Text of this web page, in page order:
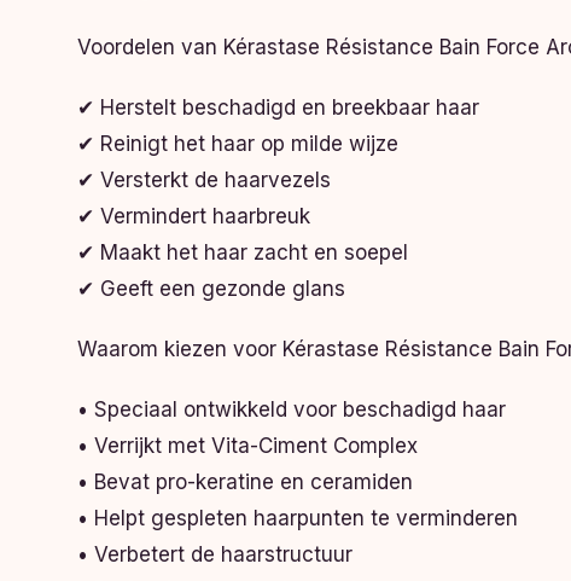
Voordelen van Kérastase Résistance Bain Force
✔ Herstelt beschadigd en breekbaar haar
✔ Reinigt het haar op milde wijze
✔ Versterkt de haarvezels
✔ Vermindert haarbreuk
✔ Maakt het haar zacht en soepel
✔ Geeft een gezonde glans
Waarom kiezen voor Kérastase Résistance Bain
• Speciaal ontwikkeld voor beschadigd haar
• Verrijkt met Vita-Ciment Complex
• Bevat pro-keratine en ceramiden
• Helpt gespleten haarpunten te verminderen
• Verbetert de haarstructuur